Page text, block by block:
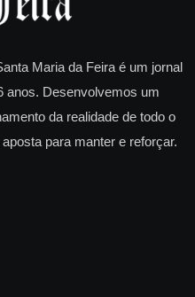
Maria da Feira é um jornal
anos. Desenvolvemos um
da realidade de todo o
para manter e reforçar.